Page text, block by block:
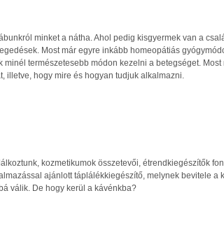
minket a nátha. Ahol pedig kisgyermek van a
Most már egyre inkább homeopátiás
természetesebb módon kezelni a betegséget. Most
illetve, hogy mire és hogyan tudjuk alkalmazni.
kozmetikumok összetevői, étrendkiegészítők
ajánlott táplálékkiegészítő, melynek bevitele a
válik. De hogy kerül a kávénkba?